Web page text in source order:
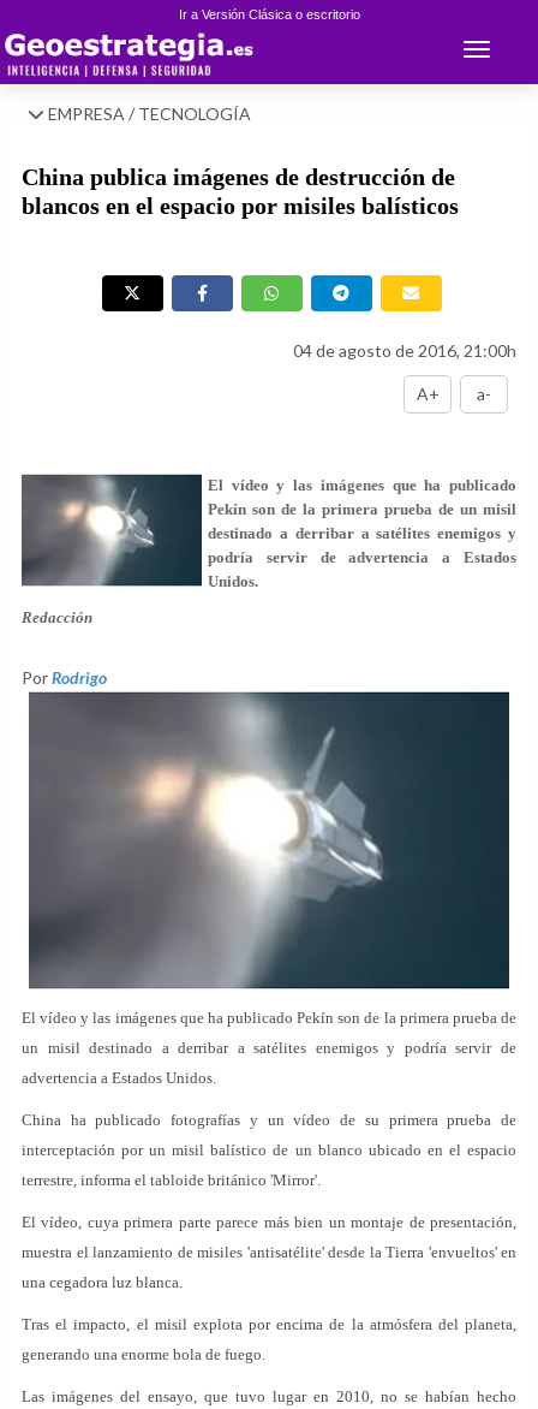
Ir a Versión Clásica o escritorio
Toggle
EMPRESA / TECNOLOGÍA
China publica imágenes de destrucción de
blancos en el espacio por misiles balísticos
04 de agosto de 2016, 21:00h
A+ a-
El vídeo y las imágenes que ha publicado
Pekín son de la primera prueba de un misil
destinado a derribar a satélites enemigos y
podría servir de advertencia a Estados
Unidos.
Redacción
PorRodrigo
El vídeo y las imágenes que ha publicado Pekín son de la primera prueba de
un misil destinado a derribar a satélites enemigos y podría servir de
advertencia a Estados Unidos.
China ha publicado fotografías y un vídeo de su primera prueba de
interceptación por un misil balístico de un blanco ubicado en el espacio
terrestre, informa el tabloide británico 'Mirror'.
El vídeo, cuya primera parte parece más bien un montaje de presentación,
muestra el lanzamiento de misiles 'antisatélite' desde la Tierra 'envueltos' en
una cegadora luz blanca.
Tras el impacto, el misil explota por encima de la atmósfera del planeta,
generando una enorme bola de fuego.
Las imágenes del ensayo, que tuvo lugar en 2010, no se habían hecho